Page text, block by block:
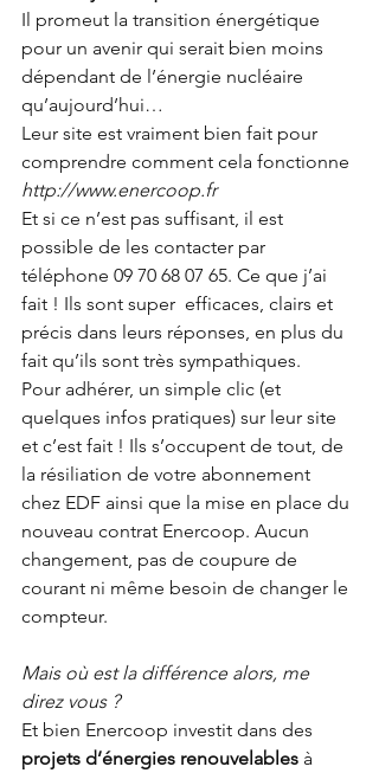
Il promeut la transition énergétique
pour un avenir qui serait bien moins
dépendant de l’énergie nucléaire
qu’aujourd’hui…
Leur site est vraiment bien fait pour
comprendre comment cela fonctionne
http://www.enercoop.fr
Et si ce n’est pas suffisant, il est
possible de les contacter par
téléphone 09 70 68 07 65. Ce que j’ai
fait ! Ils sont super  efficaces, clairs et
précis dans leurs réponses, en plus du
fait qu’ils sont très sympathiques.
Pour adhérer, un simple clic (et
quelques infos pratiques) sur leur site
et c’est fait ! Ils s’occupent de tout, de
la résiliation de votre abonnement
chez EDF ainsi que la mise en place du
nouveau contrat Enercoop. Aucun
changement, pas de coupure de
courant ni même besoin de changer le
compteur.
Mais où est la différence alors, me
direz vous ?
Et bien Enercoop investit dans des
projets d’énergies renouvelables à